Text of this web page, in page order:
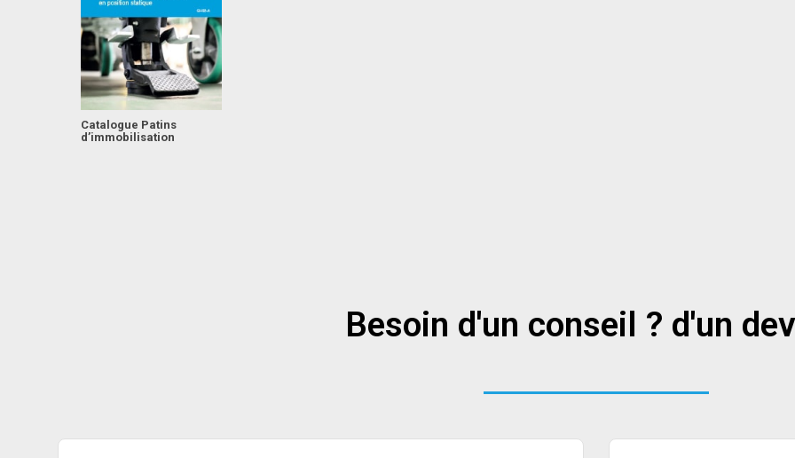
Catalogue Patins
d’immobilisation
Besoin d'un conseil ? d'un